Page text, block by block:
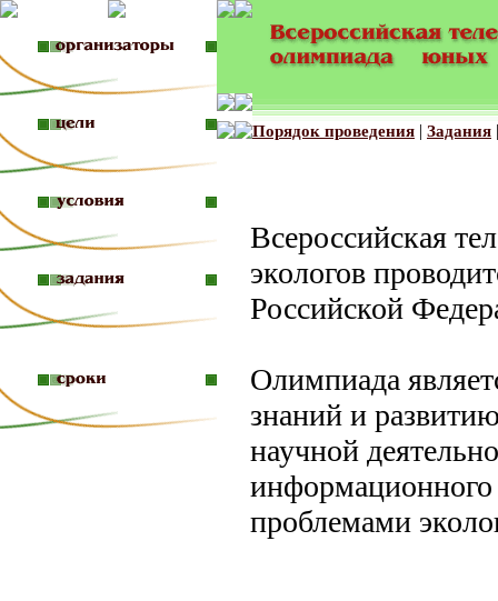
Порядок проведения | Задания
Всероссийская
экологов
Российской
Олимпиада
знаний и
научной
проблемами